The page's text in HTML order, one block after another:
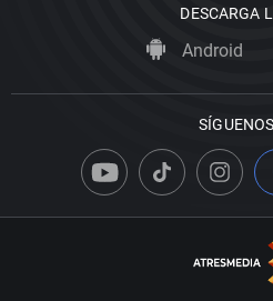
DESCARGA
Android